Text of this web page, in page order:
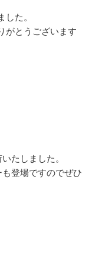
た。
がとうございます
たしました。
登場ですのでぜひ